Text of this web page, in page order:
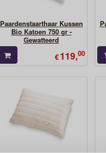
Paardenstaarthaar Kussen
Bio Katoen 750 gr -
Gewatteerd
€119,00